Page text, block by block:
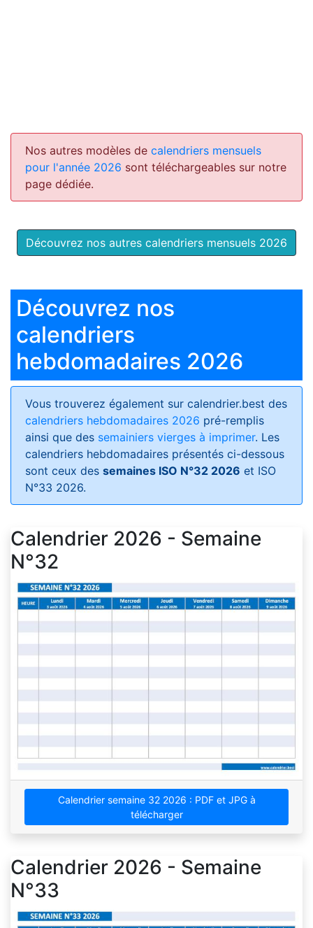
Nos autres modèles de calendriers mensuels
pour l'année 2026 sont téléchargeables sur notre
page dédiée.
Découvrez nos autres calendriers mensuels 2026
Découvrez nos
calendriers
hebdomadaires 2026
Vous trouverez également sur calendrier.best des
calendriers hebdomadaires 2026 pré-remplis
ainsi que des semainiers vierges à imprimer. Les
calendriers hebdomadaires présentés ci-dessous
sont ceux des semaines ISO N°32 2026 et ISO
N°33 2026.
Calendrier 2026 - Semaine
N°32
Calendrier semaine 32 2026 : PDF et JPG à
télécharger
Calendrier 2026 - Semaine
N°33